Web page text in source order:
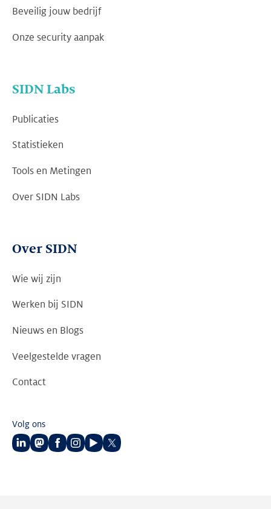
Beveilig jouw bedrijf
Onze security aanpak
SIDN Labs
Publicaties
Statistieken
Tools en Metingen
Over SIDN Labs
Over SIDN
Wie wij zijn
Werken bij SIDN
Nieuws en Blogs
Veelgestelde vragen
Contact
Volg ons